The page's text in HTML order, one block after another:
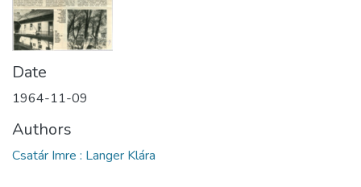
Date
1964-11-09
Authors
Csatár Imre : Langer Klára